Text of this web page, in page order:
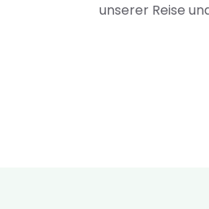
unserer Reise